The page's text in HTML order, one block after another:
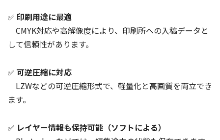
✅ 印刷用途に最適
CMYK対応や高解像度により、印刷所への入稿データと
して信頼性があります。
✅ 可逆圧縮に対応
LZWなどの可逆圧縮形式で、軽量化と高画質を両立でき
ます。
✅ レイヤー情報も保持可能（ソフトによる）